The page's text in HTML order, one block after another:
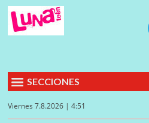
SECCIONES
Viernes 7.8.2026 | 4:51